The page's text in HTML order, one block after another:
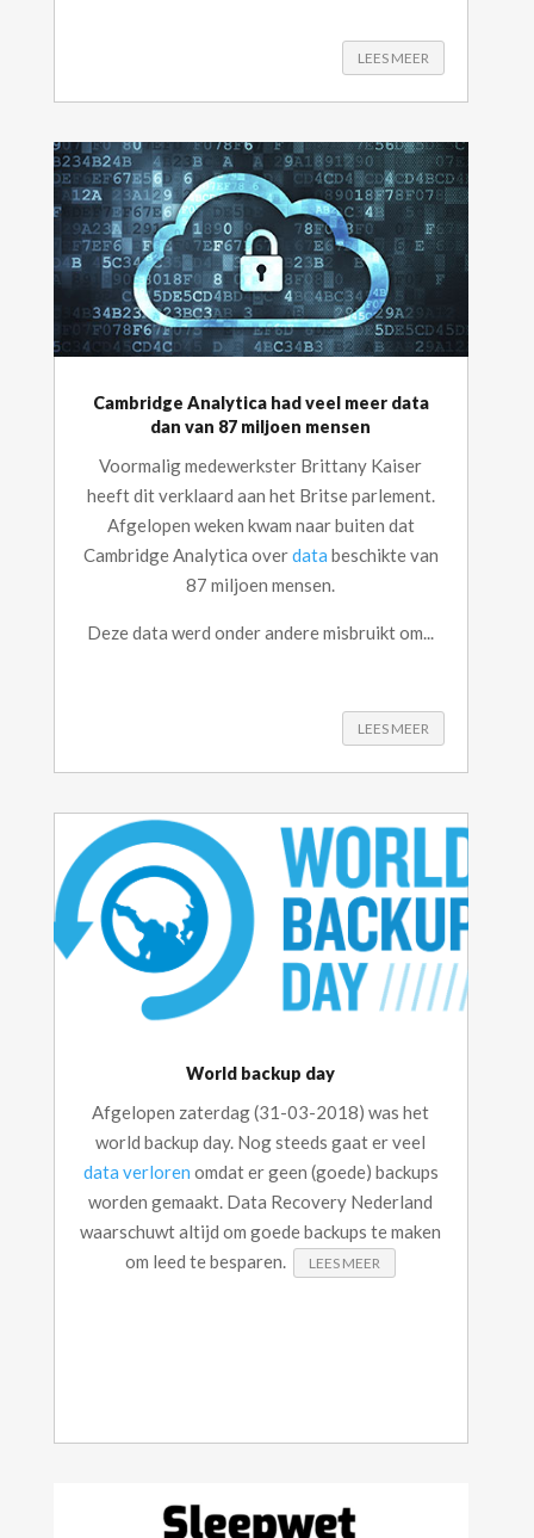
LEES MEER
Cambridge Analytica had veel meer data
dan van 87 miljoen mensen
Voormalig medewerkster Brittany Kaiser
heeft dit verklaard aan het Britse parlement.
Afgelopen weken kwam naar buiten dat
Cambridge Analytica overdata beschikte van
87 miljoen mensen.
Deze data werd onder andere misbruikt om...
LEES MEER
World backup day
Afgelopen zaterdag (31-03-2018) was het
world backup day. Nog steeds gaat er veel
data verloren omdat er geen (goede) backups
worden gemaakt. Data Recovery Nederland
waarschuwt altijd om goede backups te maken
om leed te besparen.
LEES MEER